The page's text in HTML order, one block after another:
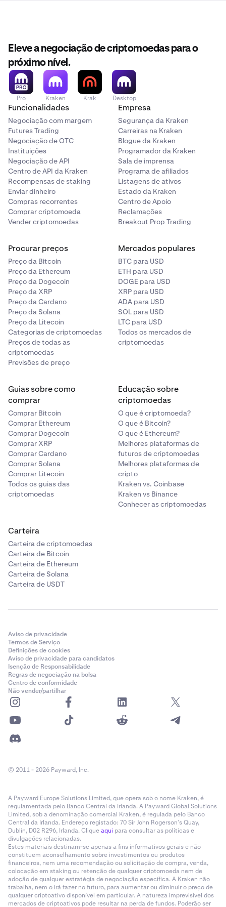
estado de Aprovado.
Se acreditar que a rejeição foi um erro, contacte o
Suporte da Kraken com os detalhes da sua conta.
Eleve a negociação de criptomoedas para o
próximo nível.
Pro Kraken Krak Desktop
Funcionalidades
Negociação com margem
Futures Trading
Negociação de OTC
Instituições
Negociação de API
Centro de API da Kraken
Recompensas de staking
Enviar dinheiro
Compras recorrentes
Comprar criptomoeda
Vender criptomoedas
Empresa
Segurança da Kraken
Carreiras na Kraken
Blogue da Kraken
Programador da Kraken
Sala de imprensa
Programa de afiliados
Listagens de ativos
Estado da Kraken
Centro de Apoio
Reclamações
Breakout Prop Trading
Procurar preços
Preço da Bitcoin
Preço da Ethereum
Preço da Dogecoin
Preço da XRP
Preço da Cardano
Preço da Solana
Preço da Litecoin
Categorias de criptomoedas
Preços de todas as
criptomoedas
Previsões de preço
Mercados populares
BTC para USD
ETH para USD
DOGE para USD
XRP para USD
ADA para USD
SOL para USD
LTC para USD
Todos os mercados de
criptomoedas
Guias sobre como
comprar
Comprar Bitcoin
Comprar Ethereum
Comprar Dogecoin
Comprar XRP
Comprar Cardano
Comprar Solana
Comprar Litecoin
Todos os guias das
criptomoedas
Educação sobre
criptomoedas
O que é criptomoeda?
O que é Bitcoin?
O que é Ethereum?
Melhores plataformas de
futuros de criptomoedas
Melhores plataformas de
cripto
Kraken vs. Coinbase
Kraken vs Binance
Conhecer as criptomoedas
Carteira
Carteira de criptomoedas
Carteira de Bitcoin
Carteira de Ethereum
Carteira de Solana
Carteira de USDT
Aviso de privacidade
Termos de Serviço
Definições de cookies
Aviso de privacidade para candidatos
Isenção de Responsabilidade
Regras de negociação na bolsa
Centro de conformidade
Não vender/partilhar
© 2011 - 2026 Payward, Inc.
A Payward Europe Solutions Limited, que opera sob o nome Kraken, é
regulamentada pelo Banco Central da Irlanda. A Payward Global Solutions
Limited, sob a denominação comercial Kraken, é regulada pelo Banco
Central da Irlanda. Endereço registado: 70 Sir John Rogerson’s Quay,
Dublin, D02 R296, Irlanda. Cliqueaqui para consultar as políticas e
divulgações relacionadas.
Estes materiais destinam-se apenas a fins informativos gerais e não
constituem aconselhamento sobre investimentos ou produtos
financeiros, nem uma recomendação ou solicitação de compra, venda,
colocação em staking ou retenção de qualquer criptomoeda nem de
adoção de qualquer estratégia de negociação específica. A Kraken não
trabalha, nem o irá fazer no futuro, para aumentar ou diminuir o preço de
qualquer criptoativo disponível em particular. A natureza imprevisível dos
mercados de criptoativos pode resultar na perda de fundos. Poderão ser